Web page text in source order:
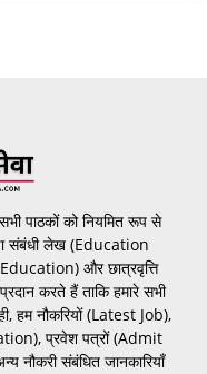
पाठकों को नियमित रूप से
संबंधी लेख (Education
और छात्रवृत्ति
करते हैं ताकि हमारे सभी
हम नौकरियों (Latest Job),
प्रवेश पत्रों (Admit
नौकरी संबंधित जानकारियाँ